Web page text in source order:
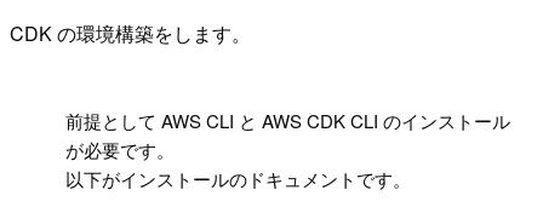
CDK の環境構築をします。
前提として AWS CLI と AWS CDK CLI のインストール
が必要です。
以下がインストールのドキュメントです。